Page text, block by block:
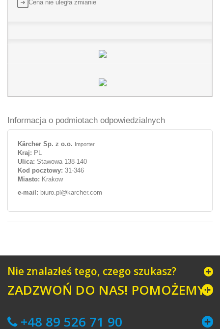
Cena nie uległa zmianie
Informacja o podmiotach odpowiedzialnych
Kärcher Sp. z o.o. Importer
Kraj: PL
Ulica: Stawowa 138-140
Kod pocztowy: 31-346
Miasto: Krakow
e-mail: biuro.pl@karcher.com
Nie znalazłeś tego, czego szukasz?
ZADZWOŃ DO NAS! POMOŻEMY!
+48 89 526 71 90